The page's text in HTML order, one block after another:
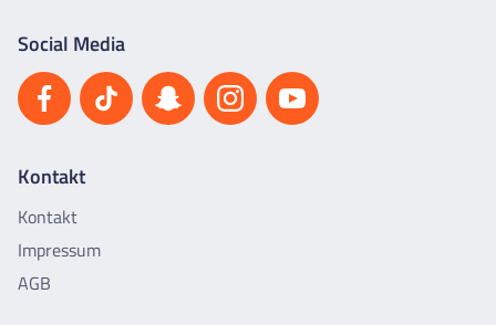
Social Media
Kontakt
Kontakt
Impressum
AGB